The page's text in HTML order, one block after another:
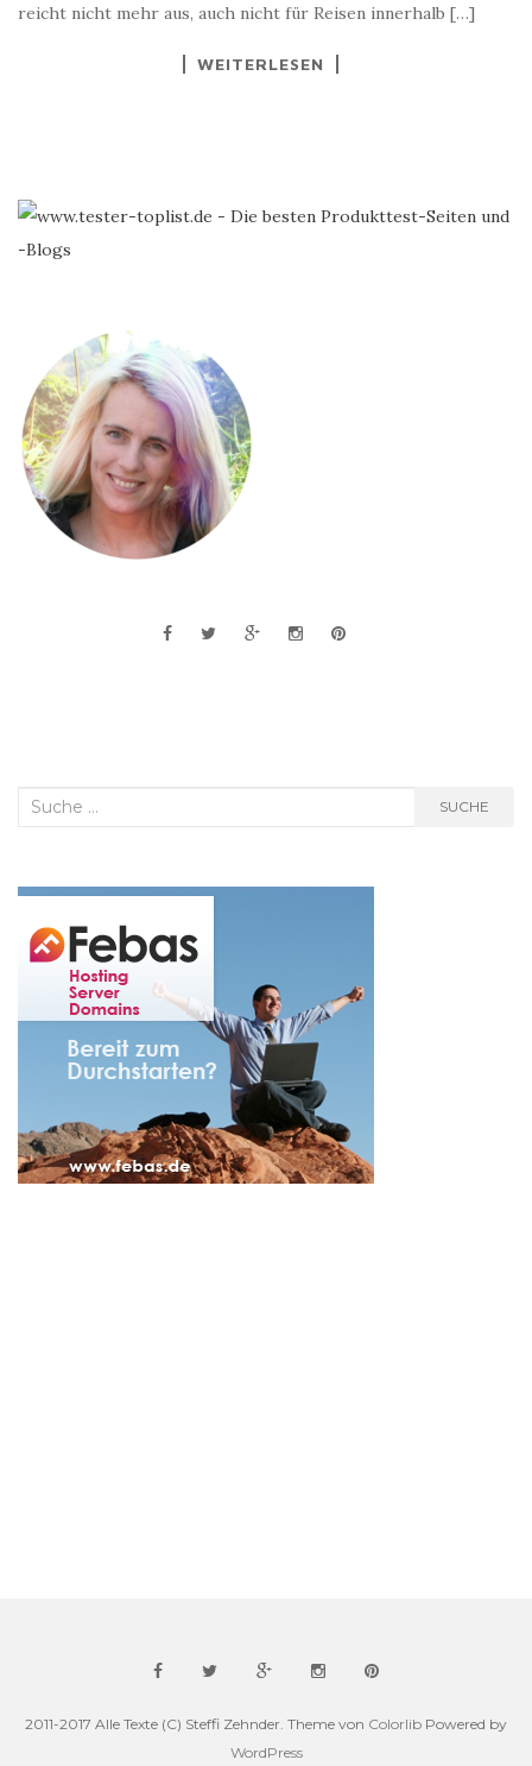
reicht nicht mehr aus, auch nicht für Reisen innerhalb […]
WEITERLESEN
Suche
SUCHE
2011-2017 Alle Texte (C) Steffi Zehnder. Theme von Colorlib Powered by
WordPress